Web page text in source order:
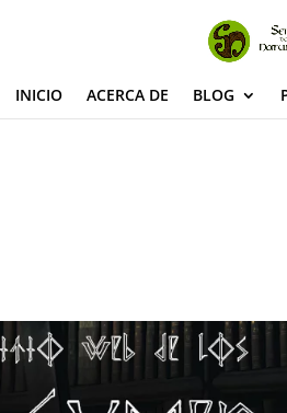
INICIO ACERCA DE BLOG